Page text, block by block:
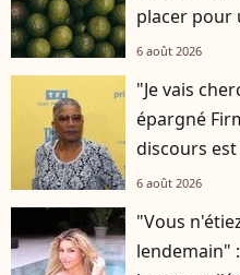
placer pour
6 août 2026
"Je vais
épargné
discours
6 août 2026
"Vous
lendemain"